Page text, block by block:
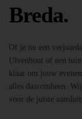
Breda.
Of je nu een
Ulvenhout of een
klaar om jouw
alles daaromheen.
voor de juiste